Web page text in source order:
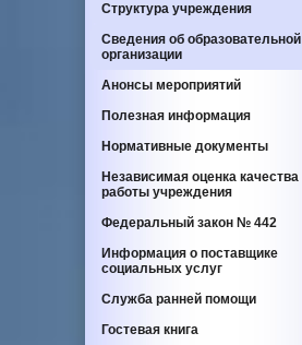
Cтруктура учреждения
Сведения об образовательной
организации
Анонсы мероприятий
Полезная информация
Нормативные документы
Независимая оценка качества
работы учреждения
Федеральный закон № 442
Информация о поставщике
социальных услуг
Служба ранней помощи
Гостевая книга